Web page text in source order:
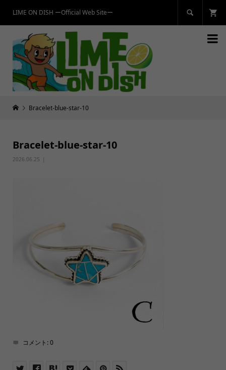
LIME ON DISH ーOfficial Web Siteー 

Bracelet-blue-star-10
Bracelet-blue-star-10
2026.06.25
コメント:0